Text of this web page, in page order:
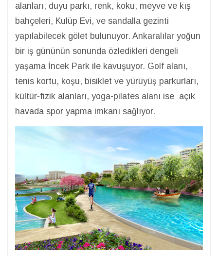
alanları, duyu parkı, renk, koku, meyve ve kış
bahçeleri, Kulüp Evi, ve sandalla gezinti
yapılabilecek gölet bulunuyor. Ankaralılar yoğun
bir iş gününün sonunda özledikleri dengeli
yaşama İncek Park ile kavuşuyor. Golf alanı,
tenis kortu, koşu, bisiklet ve yürüyüş parkurları,
kültür-fizik alanları, yoga-pilates alanı ise açık
havada spor yapma imkanı sağlıyor.